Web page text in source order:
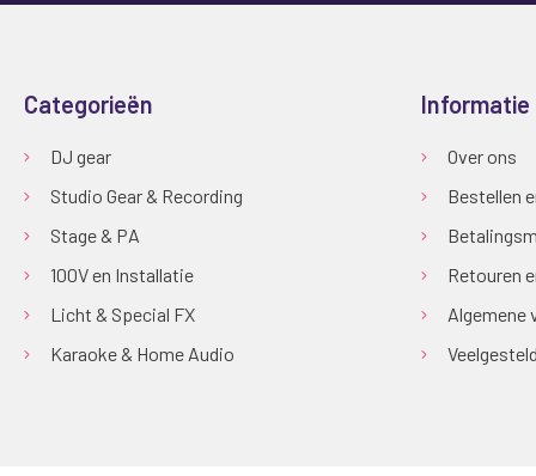
Categorieën
DJ gear
Studio Gear & Recording
Stage & PA
100V en Installatie
Licht & Special FX
Karaoke & Home Audio
Informatie
Over ons
Bestellen
Retouren
Algemene